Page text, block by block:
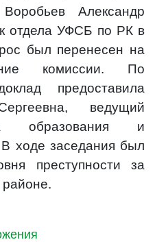
Александр
отдела УФСБ по РК в
был перенесен на
комиссии. По
предоставила
ведущий
образования и
ходе заседания был
преступности за
районе.